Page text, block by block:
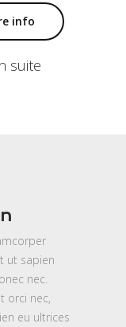
info
suite
ut sapien
nec.
orci nec,
eu ultrices